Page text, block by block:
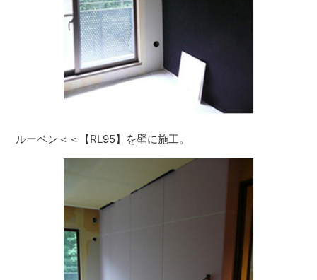
ルーベン＜＜【RL95】を壁に施工。